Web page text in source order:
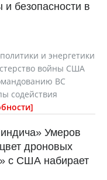
и безопасности в
и энергетики
войны США
ВС
содействия
Умеров
дроновых
с США набирает